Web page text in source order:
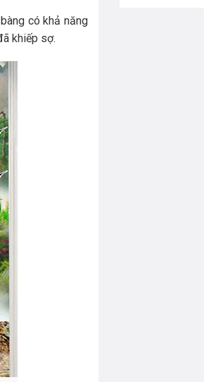
có khả năng
khiếp sợ.